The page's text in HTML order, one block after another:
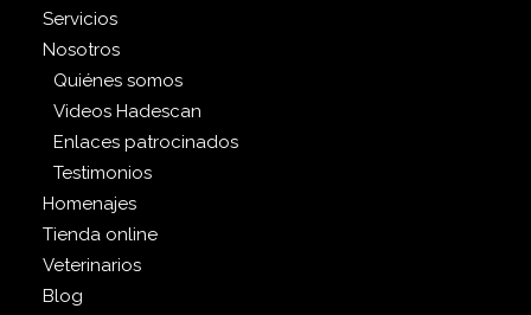
Servicios
Nosotros
Quiénes somos
Videos Hadescan
Enlaces patrocinados
Testimonios
Homenajes
Tienda online
Veterinarios
Blog